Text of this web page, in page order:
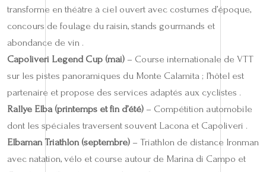
transforme en théâtre à ciel ouvert avec costumes d’époque,
concours de foulage du raisin, stands gourmands et
abondance de vin .
Capoliveri Legend Cup (mai) – Course internationale de VTT
sur les pistes panoramiques du Monte Calamita ; l’hôtel est
partenaire et propose des services adaptés aux cyclistes .
Rallye Elba (printemps et fin d’été) – Compétition automobile
dont les spéciales traversent souvent Lacona et Capoliveri .
Elbaman Triathlon (septembre) – Triathlon de distance Ironman
avec natation, vélo et course autour de Marina di Campo et